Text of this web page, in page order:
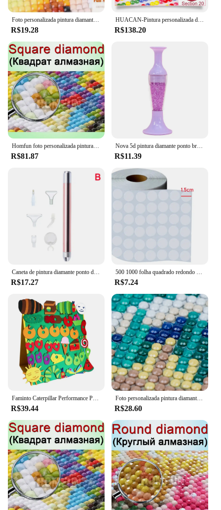
Foto personalizada pintura diamante família foto e casal foto ponto cruz quadrado completo/redondo imagem de strass diy diamante emb
R$19.28
HUACAN-Pintura personalizada diamante com fotos, Praça cheia Imagem de strass, bordado diamante, bebê, presente de casamento, pais
R$138.20
Homfun foto personalizada pintura diamante 5d diy imagem de strass diamante bordado 3d ponto cruz decoração de casamento para casa
R$81.87
Nova 5d pintura diamante ponto broca caneta diy artesanato gradiente cor flor pote forma ponto cruz bordado acessórios de costura
R$11.39
Caneta de pintura diamante ponto de iluminação caneta broca com lupa ferramenta artesanato
R$17.27
500 1000 folha quadrado redondo classificação etiqueta adesivos ferramentas pintura diamante diamante distinguir caixa de armazenamento etiqueta quente
R$7.24
Faminto Caterpillar Performance Props, feltro brinquedos, Inglês Picture Books, Ensino Aids, brinquedo interativo, Hot Sell
R$39.44
Foto personalizada pintura diamante 5d diy imagem strass diamante bordado casa decorações de casamento crianças pais presentes memorial
R$28.60